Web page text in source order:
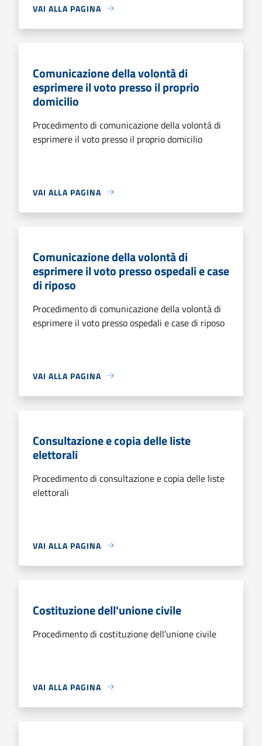
VAI ALLA PAGINA
Comunicazione della volontà di
esprimere il voto presso il proprio
domicilio
Procedimento di comunicazione della volontà di
esprimere il voto presso il proprio domicilio
VAI ALLA PAGINA
Comunicazione della volontà di
esprimere il voto presso ospedali e case
di riposo
Procedimento di comunicazione della volontà di
esprimere il voto presso ospedali e case di riposo
VAI ALLA PAGINA
Consultazione e copia delle liste
elettorali
Procedimento di consultazione e copia delle liste
elettorali
VAI ALLA PAGINA
Costituzione dell'unione civile
Procedimento di costituzione dell'unione civile
VAI ALLA PAGINA